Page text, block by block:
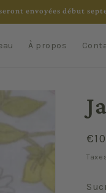
envoyées début
À propos